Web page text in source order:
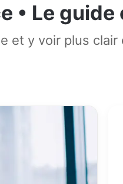
• Le
et y voir plus